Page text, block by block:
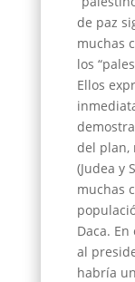
de paz
muchas
los
Ellos
del plan,
(Judea y
muchas
Daca.
al
habría